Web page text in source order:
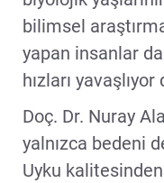
bilimsel
yapan insanlar
hızları yavaşlıyor
Doç. Dr. Nuray
yalnızca bedeni
Uyku